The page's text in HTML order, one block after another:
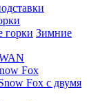
Зимние
Fox
Fox с двумя